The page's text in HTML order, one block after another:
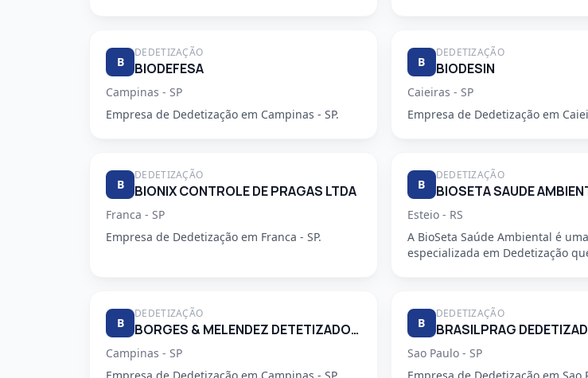
B
DEDETIZAÇÃO
BIODEFESA
Campinas - SP
Empresa de Dedetização em Campinas - SP.
B
DEDETIZAÇÃO
BIODESIN
Caieiras - SP
Empresa de Dedetização em
B
DEDETIZAÇÃO
BIONIX CONTROLE DE PRAGAS LTDA
Franca - SP
Empresa de Dedetização em Franca - SP.
B
DEDETIZAÇÃO
BIOSETA SAUDE
Esteio - RS
A BioSeta Saúde Ambiental é
especializada em Dedetização
B
DEDETIZAÇÃO
BORGES & MELENDEZ DETETIZADORA LTDA
Campinas - SP
B
DEDETIZAÇÃO
BRASILPRAG
Sao Paulo - SP